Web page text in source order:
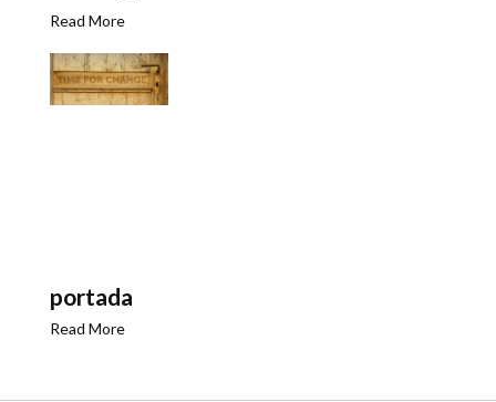
Read More
portada
Read More